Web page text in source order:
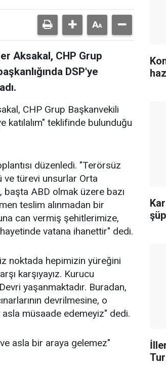
Aksakal, CHP Grup
DSP'ye
CHP Grup Başkanvekili
katılalım" teklifinde bulunduğu
düzenledi. "Terörsüz
ve türevi unsurlar Orta
ABD olmak üzere bazı
teslim alınmadan bir
can vermiş şehitlerimize,
vatana ihanettir" dedi.
noktada hepimizin yüreğini
karşıyayız. Kurucu
yaşanmaktadır. Buradan,
devrilmesine, o
asla müsaade edemeyiz" dedi.
asla bir araya gelemez"